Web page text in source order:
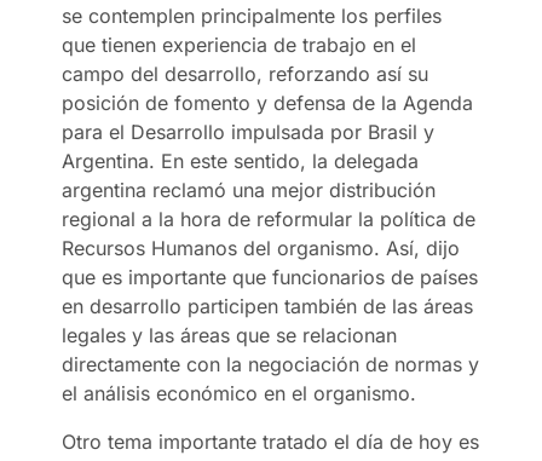
se contemplen principalmente los perfiles
que tienen experiencia de trabajo en el
campo del desarrollo, reforzando así su
posición de fomento y defensa de la Agenda
para el Desarrollo impulsada por Brasil y
Argentina. En este sentido, la delegada
argentina reclamó una mejor distribución
regional a la hora de reformular la política de
Recursos Humanos del organismo. Así, dijo
que es importante que funcionarios de países
en desarrollo participen también de las áreas
legales y las áreas que se relacionan
directamente con la negociación de normas y
el análisis económico en el organismo.
Otro tema importante tratado el día de hoy es